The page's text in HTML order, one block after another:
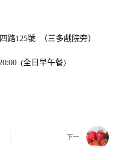
路125號 （三多戲院旁）
(全日早午餐)
下一